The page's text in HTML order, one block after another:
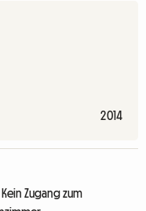
2014
Kein Zugang zum